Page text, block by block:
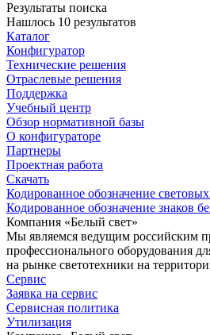
Результаты поиска
Нашлось 10 результатов
Каталог
Конфигуратор
Технические решения
Отраслевые решения
Поддержка
Учебный центр
Обзор нормативной базы
О конфигураторе
Партнеры
Проектная работа
Скачать
Кодированное обозначение
Кодированное обозначение знаков
Компания «Белый свет»
Мы являемся ведущим российским
профессионального оборудования
на рынке светотехники на
Сервис
Заявка на сервис
Сервисная политика
Утилизация